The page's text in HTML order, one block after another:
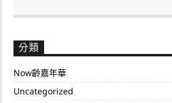
分類
Now齡嘉年華
Uncategorized